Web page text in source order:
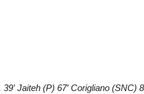
Jaiteh (P) 67′ Corigliano (SNC)